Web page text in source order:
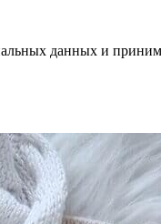
данных и